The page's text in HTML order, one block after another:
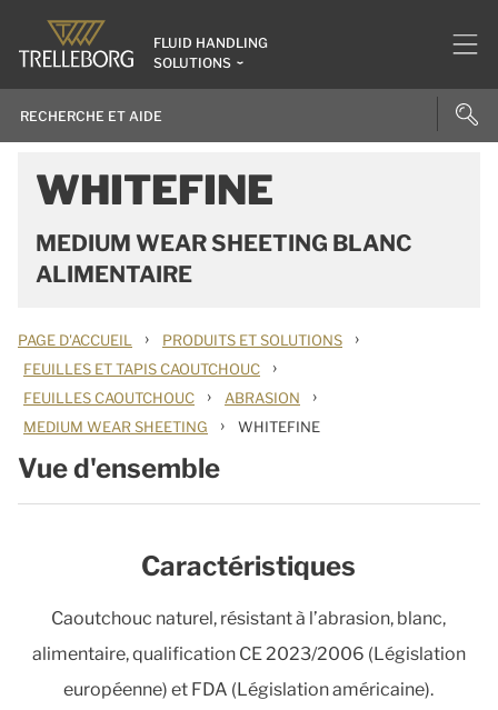
FLUID HANDLING
SOLUTIONS
WHITEFINE
MEDIUM WEAR SHEETING BLANC
ALIMENTAIRE
PAGE D'ACCUEIL › PRODUITS ET SOLUTIONS ›
FEUILLES ET TAPIS CAOUTCHOUC ›
FEUILLES CAOUTCHOUC › ABRASION ›
MEDIUM WEAR SHEETING › WHITEFINE
Vue d'ensemble
Caractéristiques
Caoutchouc naturel, résistant à l’abrasion, blanc,
alimentaire, qualification CE 2023/2006 (Législation
européenne) et FDA (Législation américaine).